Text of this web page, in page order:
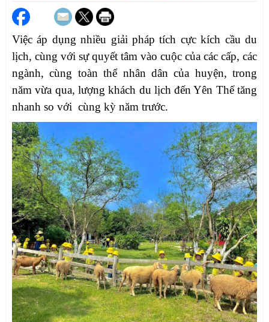
Việc áp dụng nhiều giải pháp tích cực kích cầu du
lịch, cùng với sự quyết tâm vào cuộc của các cấp, các
ngành, cùng toàn thể nhân dân của huyện, trong
năm vừa qua, lượng khách du lịch đến Yên Thế tăng
nhanh so với cùng kỳ năm trước.